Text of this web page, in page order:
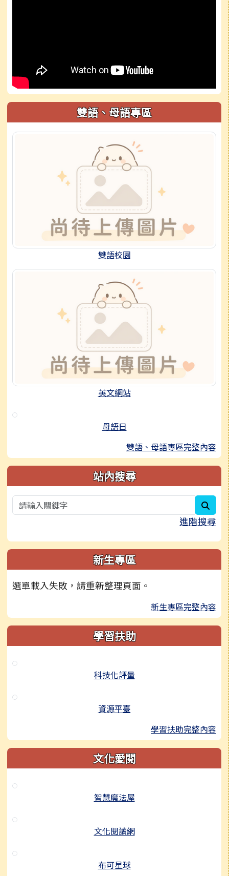
雙語、母語專區
雙語校園
英文網站
母語日
雙語、母語專區完整內容
站內搜尋
進階搜尋
新生專區
選單載入失敗，請重新整理頁面。
新生專區完整內容
學習扶助
科技化評量
資源平臺
學習扶助完整內容
文化愛閱
智慧魔法屋
文化閱讀網
布可星球